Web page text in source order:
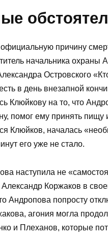
причину
начальника
Островского
в день внезапной
Клюйкову на то, что
помог ему принять пищу
Клюйков, началась
его уже не стало.
наступила не
Коржаков в
Андропова попросту
агония могла
и Плеханов, которые